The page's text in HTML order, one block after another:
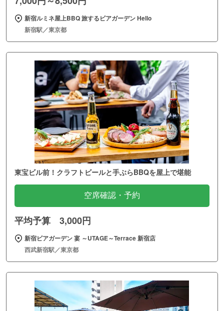
新宿ルミネ屋上BBQ 旅するビアガーデン Hello
新宿駅／東京都
東宝ビル前！クラフトビールと手ぶらBBQを屋上で堪能
空席確認・予約
平均予算 3,000円
新宿ビアガーデン 宴 ～UTAGE～Terrace 新宿店
西武新宿駅／東京都